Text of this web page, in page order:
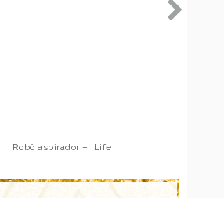
Robô aspirador – Multilaser